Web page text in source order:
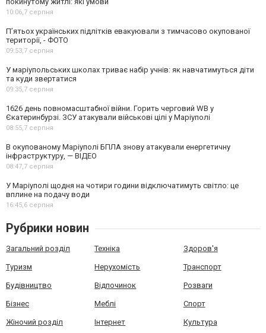
10:06,7 серпня
П’ятьох українських підлітків евакуювали з тимчасово окупованої
території, - ФОТО
09:53,7 серпня
У маріупольських школах триває набір учнів: як навчатимуться діти
та куди звертатися
09:35,7 серпня
1626 день повномасштабної війни. Горить черговий WB у
Єкатеринбурзі. ЗСУ атакували військові цілі у Маріуполі
08:55,7 серпня
В окупованому Маріуполі БПЛА знову атакували енергетичну
інфраструктуру, — ВІДЕО
08:47,7 серпня
У Маріуполі щодня на чотири години відключатимуть світло: це
вплине на подачу води
16:45,6 серпня
Рубрики новин
Загальний розділ Техніка Здоров'я
Туризм Нерухомість Транспорт
Будівництво Відпочинок Розваги
Бізнес Меблі Спорт
Жіночий розділ Інтернет Культура